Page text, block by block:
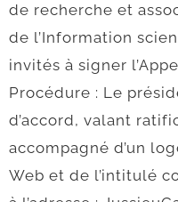
de recherche et
de l’Information
invités à signer
Procédure : Le
d’accord, valant
accompagné d’un
Web et de l’intitulé